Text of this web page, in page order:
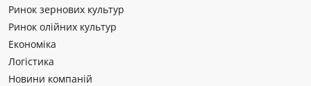
Ринок зернових культур
Ринок олійних культур
Економіка
Логістика
Новини компаній